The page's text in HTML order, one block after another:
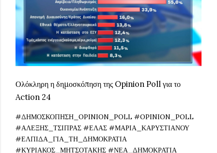
Ολόκληρη η δημοσκόπηση της Opinion Poll για το
Action 24
#ΔΗΜΟΣΚΟΠΗΣΗ_OPINION_POLL #OPINION_POLL
#ΑΛΕΞΗΣ_ΤΣΙΠΡΑΣ #ΕΛΑΣ #ΜΑΡΙΑ_ΚΑΡΥΣΤΙΑΝΟΥ
#ΕΛΠΙΔΑ_ΓΙΑ_ΤΗ_ΔΗΜΟΚΡΑΤΙΑ
#ΚΥΡΙΑΚΟΣ_ΜΗΤΣΟΤΑΚΗΣ #ΝΕΑ_ΔΗΜΟΚΡΑΤΙΑ